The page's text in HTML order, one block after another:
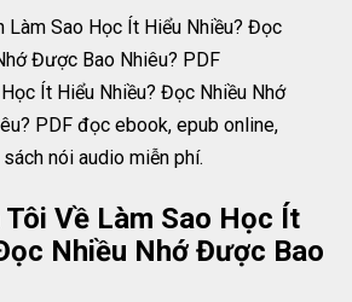
Ít Hiểu Nhiều? Đọc Nhiều Nhớ
PDF đọc ebook, epub online,
nói audio miễn phí.
Tôi Về Làm Sao Học Ít
Nhiều Nhớ Được Bao